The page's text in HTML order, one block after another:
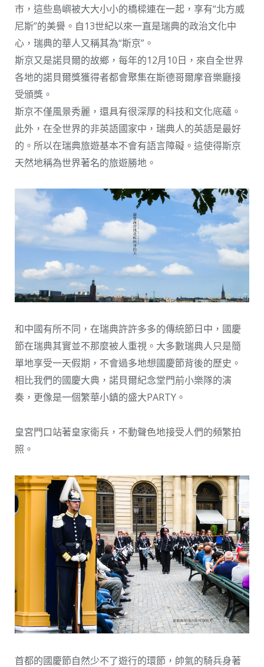
市，這些島嶼被大大小小的橋樑連在一起，享有“北方威
尼斯”的美譽。自13世紀以來一直是瑞典的政治文化中
心，瑞典的華人又稱其為“斯京”。
斯京又是諾貝爾的故鄉，每年的12月10日，來自全世界
各地的諾貝爾獎獲得者都會聚集在斯德哥爾摩音樂廳接
受頒獎。
斯京不僅風景秀麗，還具有很深厚的科技和文化底蘊。
此外，在全世界的非英語國家中，瑞典人的英語是最好
的。所以在瑞典旅遊基本不會有語言障礙。這使得斯京
天然地稱為世界著名的旅遊勝地。
和中國有所不同，在瑞典許許多多的傳統節日中，國慶
節在瑞典其實並不那麼被人重視。大多數瑞典人只是簡
單地享受一天假期，不會過多地想國慶節背後的歷史。
相比我們的國慶大典，諾貝爾紀念堂門前小樂隊的演
奏，更像是一個繁華小鎮的盛大PARTY。
皇宮門口站著皇家衛兵，不動聲色地接受人們的頻繁拍
照。
首都的國慶節自然少不了遊行的環節，帥氣的騎兵身著